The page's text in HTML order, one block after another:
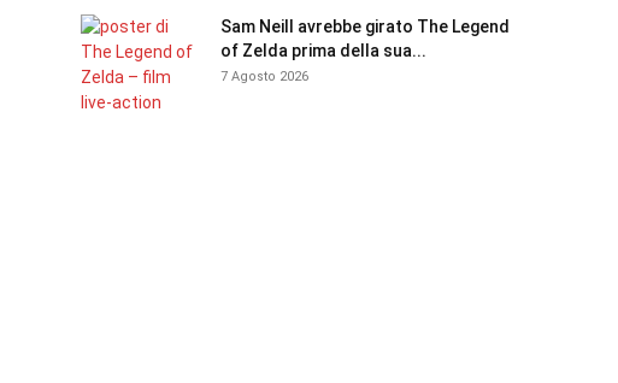
Sam Neill avrebbe girato The Legend
of Zelda prima della sua...
7 Agosto 2026